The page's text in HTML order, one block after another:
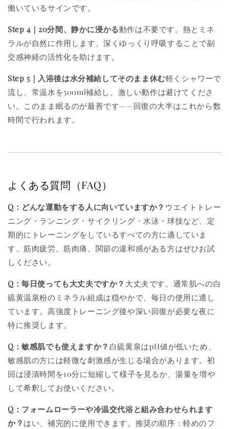
働いているサインです。
Step 4｜20分間、静かに浸かる動作は不要です。熱とミネ
ラルが自然に作用します。深くゆっくり呼吸することで副
交感神経の活性化を助けます。
Step 5｜入浴後は水分補給してそのまま休む軽くシャワーで
流し、常温水を500ml補給し、激しい動作は避けてくださ
い。このまま眠るのが最善です——回復の大半はこれから数
時間で行われます。
よくある質問（FAQ）
Q：どんな運動をする人に向いていますか？ ウエイトトレー
ニング・ランニング・サイクリング・水泳・球技など、定
期的にトレーニングをしているすべての方に適していま
す。筋肉疲労、筋肉痛、関節の違和感がある方はぜひお試
しください。
Q：毎日使っても大丈夫ですか？ 大丈夫です。通常肌への白
硫黄温泉粉のミネラル組成は穏やかで、毎日の使用に適し
ています。高強度トレーニング後や深い回復が必要な夜に
特に推奨します。
Q：敏感肌でも使えますか？ 白硫黄泉はpH値が低いため、
敏感肌の方には軽微な刺激感が生じる場合があります。初
回は浸漬時間を10分に短縮して様子を見るか、湯量を増や
して希釈してお使いください。
Q：フォームローラーや冷温交代浴と組み合わせられます
か？ はい、補完的に使用できます。推奨の順序：軽めのフ